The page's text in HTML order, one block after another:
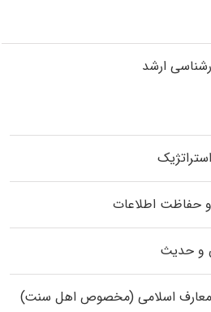
ارشد
حفاظت اطلاعات
و حدیث
معارف اسلامی (مخصوص اهل سنت)